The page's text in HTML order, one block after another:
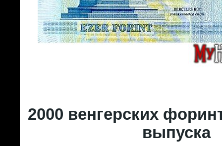
2000 венгерских
выпуска